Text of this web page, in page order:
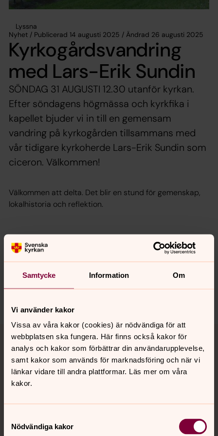
Samtycke Information Om
Vi använder kakor
Vissa av våra kakor (cookies) är nödvändiga för att
webbplatsen ska fungera. Här finns också kakor för
analys och kakor som förbättrar din användarupplevelse,
samt kakor som används för marknadsföring och när vi
länkar vidare till andra plattformar. Läs mer om våra
kakor.
Nödvändiga kakor
Lyssna
Nyhet / Publicerad 14 augusti 2025 / Ändrad 26 augusti 2025
Kyrkogårdsvandring
med Lars-Erik Sundin
SÖNDAG 31 AUGUSTI 12.30 utanför kyrkan.
Efter söndagens högmässa och kyrkfika i
kapellet bjuder vi in till en gemensam
vandring på kyrkogården tillsammans med
vår tidigare kyrkoherde Lars-Erik Sundin som
ciceron. Välkommen!
Välkommen att delta. Det blir en stund för gemenskap,
lokalhistoria och reflektion.
Synpunkter eller frågor på sidans
innehåll?
nora.tarnsjo.forsamling@svenskakyrkan.se
Tillbaka till toppen
Tillbaka till innehållet
Kontakt